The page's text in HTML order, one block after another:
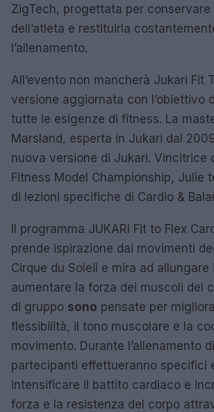
ZigTech, progettata per conservare
dell’atleta e restituirla
l’allenamento.
All’evento non mancherà Jukari Fit
versione aggiornata con l’obiettivo
tutte le esigenze di fitness. La
Marsland, esperta in Jukari dal
nuova versione di Jukari. Vincitrice
Fitness Model Championship, Julie
di lezioni specifiche di Cardio &
Il programma JUKARI Fit to Flex
prende ispirazione dai movimenti
Cirque du Soleil e mira ad allungare
aumentare la forza dei muscoli del
di gruppo sono pensate per
flessibilità, il tono muscolare e la
movimento. Durante l’allenamento
partecipanti effettueranno specifici
intensificare il battito cardiaco e
forza e la resistenza del corpo